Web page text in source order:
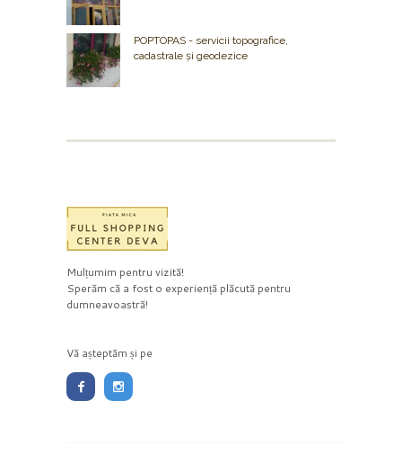
POPTOPAS - servicii topografice,
cadastrale și geodezice
Mulțumim pentru vizită!
Sperăm că a fost o experiență plăcută pentru
dumneavoastră!
Vă așteptăm și pe